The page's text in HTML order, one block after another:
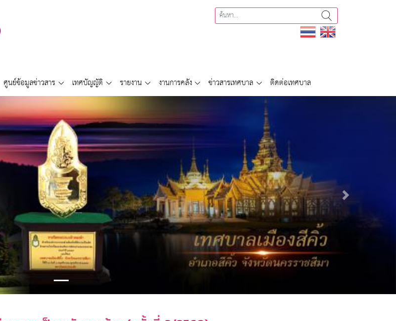
ศูนย์ข้อมูลข่าวสาร เทศบัญญัติ รายงาน งานการคลัง ข่าวสารเทศบาล ติดต่อเทศบาล
Next